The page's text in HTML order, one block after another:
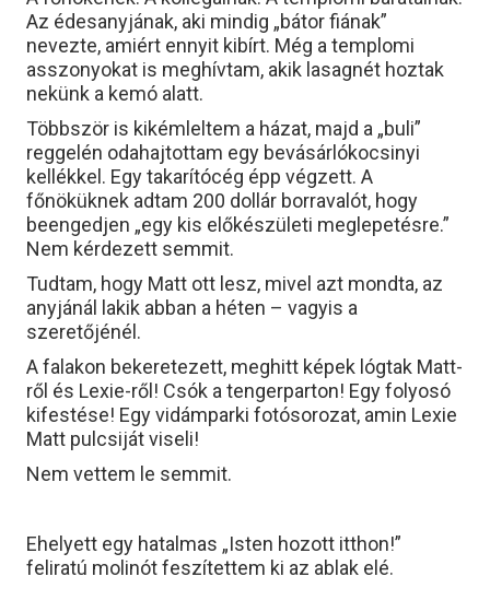
Az édesanyjának, aki mindig „bátor fiának”
nevezte, amiért ennyit kibírt. Még a templomi
asszonyokat is meghívtam, akik lasagnét hoztak
nekünk a kemó alatt.
Többször is kikémleltem a házat, majd a „buli”
reggelén odahajtottam egy bevásárlókocsinyi
kellékkel. Egy takarítócég épp végzett. A
főnöküknek adtam 200 dollár borravalót, hogy
beengedjen „egy kis előkészületi meglepetésre.”
Nem kérdezett semmit.
Tudtam, hogy Matt ott lesz, mivel azt mondta, az
anyjánál lakik abban a héten – vagyis a
szeretőjénél.
A falakon bekeretezett, meghitt képek lógtak Matt-
ről és Lexie-ről! Csók a tengerparton! Egy folyosó
kifestése! Egy vidámparki fotósorozat, amin Lexie
Matt pulcsiját viseli!
Nem vettem le semmit.
Ehelyett egy hatalmas „Isten hozott itthon!”
feliratú molinót feszítettem ki az ablak elé.